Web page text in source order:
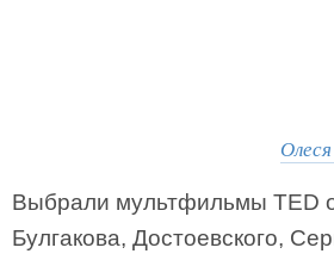
Выбрали мультфильмы TED
Булгакова, Достоевского,